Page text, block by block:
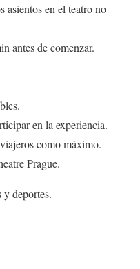
asientos en el teatro no
antes de comenzar.
en la experiencia.
como máximo.
Prague.
y deportes.